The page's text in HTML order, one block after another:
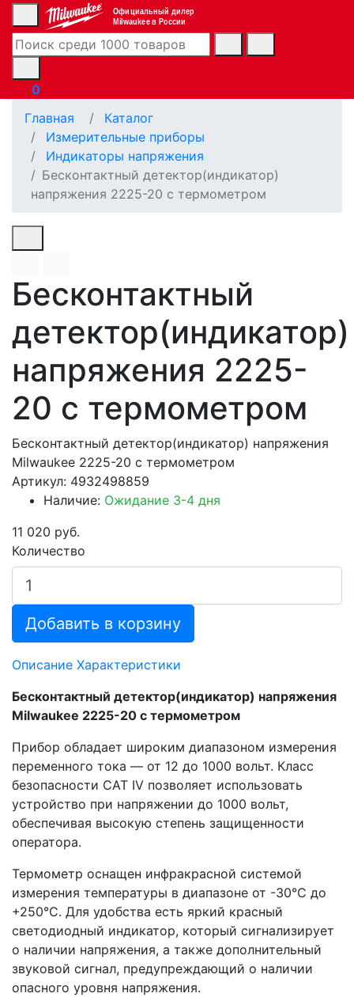
Официальный дилер
Milwaukee в России
0
Главная
Каталог
Измерительные приборы
Индикаторы напряжения
Бесконтактный детектор(индикатор)
напряжения 2225-20 с термометром
Бесконтактный
детектор(индикатор)
напряжения 2225-
20 с термометром
Бесконтактный детектор(индикатор) напряжения
Milwaukee 2225-20 с термометром
Артикул: 4932498859
Наличие: Ожидание 3-4 дня
11 020 руб.
Количество
Добавить в корзину
Описание Характеристики
Бесконтактный детектор(индикатор) напряжения
Milwaukee 2225-20 с термометром
Прибор обладает широким диапазоном измерения
переменного тока — от 12 до 1000 вольт. Класс
безопасности CAT IV позволяет использовать
устройство при напряжении до 1000 вольт,
обеспечивая высокую степень защищенности
оператора.
Термометр оснащен инфракрасной системой
измерения температуры в диапазоне от -30°C до
+250°C. Для удобства есть яркий красный
светодиодный индикатор, который сигнализирует
о наличии напряжения, а также дополнительный
звуковой сигнал, предупреждающий о наличии
опасного уровня напряжения.